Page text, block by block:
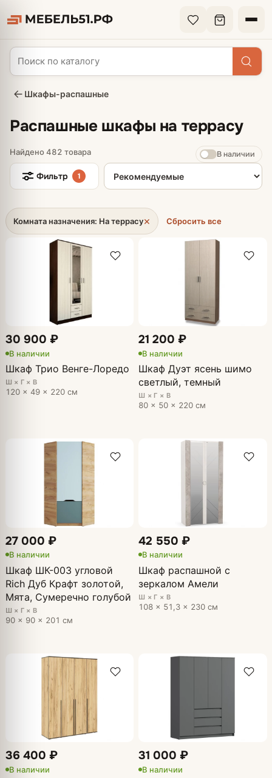
Шкафы-распашные
Распашные шкафы на террасу
Найдено 482 товара В наличии
Фильтр 1
Сортировка товаров
Комната назначения: На террасу× Сбросить все
30 900 ₽
В наличии
Шкаф Трио Венге-Лоредо
Ш × Г × В
120 × 49 × 220 см
21 200 ₽
В наличии
Шкаф Дуэт ясень шимо
светлый, темный
Ш × Г × В
80 × 50 × 220 см
27 000 ₽
В наличии
Шкаф ШК-003 угловой
Rich Дуб Крафт золотой,
Мята, Сумеречно голубой
Ш × Г × В
90 × 90 × 201 см
42 550 ₽
В наличии
Шкаф распашной с
зеркалом Амели
Ш × Г × В
108 × 51,3 × 230 см
36 400 ₽
В наличии
31 000 ₽
В наличии